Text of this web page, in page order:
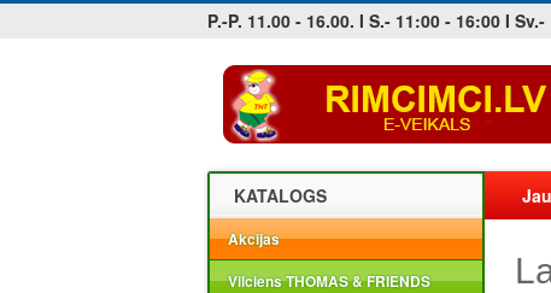
P.-P. 11.00 - 16.00. I S.- 11:00 - 16:00 I Sv.-
Jobs at sea and maritime vacancies
KATALOGS
Akcijas
Vilciens THOMAS & FRIENDS